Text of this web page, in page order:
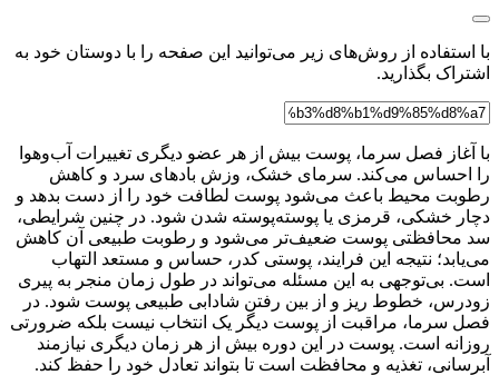
با استفاده از روش‌های زیر می‌توانید این صفحه را با دوستان خود به
اشتراک بگذارید.
با آغاز فصل سرما، پوست بیش از هر عضو دیگری تغییرات آب‌وهوا
را احساس می‌کند. سرمای خشک، وزش بادهای سرد و کاهش
رطوبت محیط باعث می‌شود پوست لطافت خود را از دست بدهد و
دچار خشکی، قرمزی یا پوسته‌پوسته شدن شود. در چنین شرایطی،
سد محافظتی پوست ضعیف‌تر می‌شود و رطوبت طبیعی آن کاهش
می‌یابد؛ نتیجه این فرایند، پوستی کدر، حساس و مستعد التهاب
است. بی‌توجهی به این مسئله می‌تواند در طول زمان منجر به پیری
زودرس، خطوط ریز و از بین رفتن شادابی طبیعی پوست شود. در
فصل سرما، مراقبت از پوست دیگر یک انتخاب نیست بلکه ضرورتی
روزانه است. پوست در این دوره بیش از هر زمان دیگری نیازمند
آبرسانی، تغذیه و محافظت است تا بتواند تعادل خود را حفظ کند.